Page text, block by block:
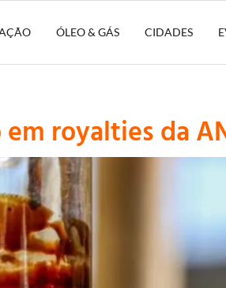
ÓLEO & GÁS CIDADES
royalties da